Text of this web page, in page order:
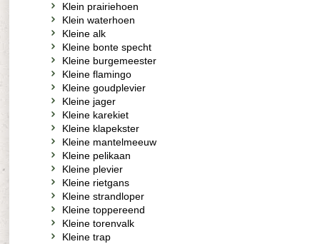
Klein prairiehoen
Klein waterhoen
Kleine alk
Kleine bonte specht
Kleine burgemeester
Kleine flamingo
Kleine goudplevier
Kleine jager
Kleine karekiet
Kleine klapekster
Kleine mantelmeeuw
Kleine pelikaan
Kleine plevier
Kleine rietgans
Kleine strandloper
Kleine toppereend
Kleine torenvalk
Kleine trap